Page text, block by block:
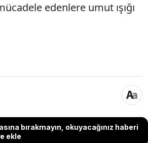
edenlere umut ışığı
bırakmayın, okuyacağınız haberi
ekle